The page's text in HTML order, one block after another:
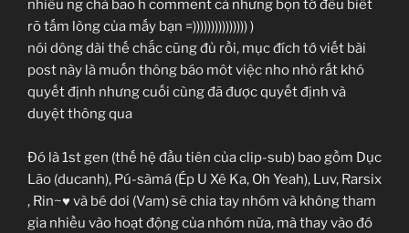
nhiều ng chả bao h comment cả nhưng bọn tớ đều biết
rõ tấm lòng của mấy bạn =))))))))))))))) )
nói dông dài thế chắc cũng đủ rồi, mục đích tớ viết bài
post này là muốn thông báo môt việc nho nhỏ rất khó
quyết định nhưng cuối cùng đã được quyết định và
duyệt thông qua
Đó là 1st gen (thế hệ đầu tiên của clip-sub) bao gồm Dục
Lão (ducanh), Pú-sàmá (Ép U Xê Ka, Oh Yeah), Luv, Rarsix
, Rin~♥ và bé dơi (Vam) sẽ chia tay nhóm và không tham
gia nhiều vào hoạt động của nhóm nữa, mà thay vào đó